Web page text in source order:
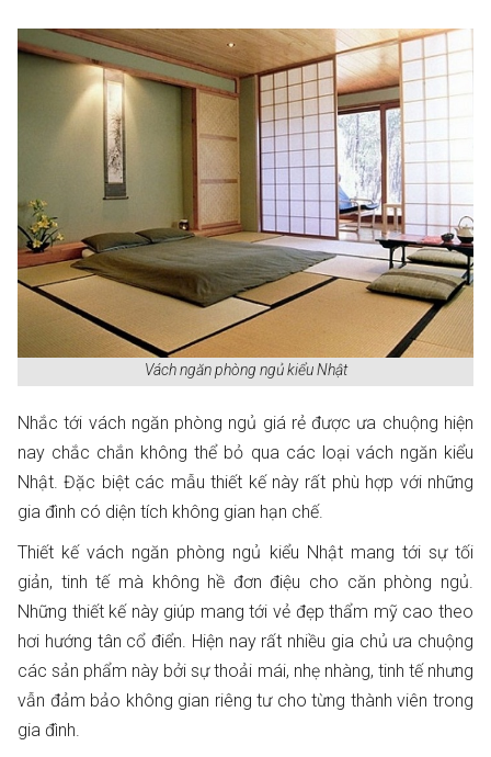
Vách ngăn phòng ngủ kiểu Nhật
Nhắc tới vách ngăn phòng ngủ giá rẻ được ưa chuộng hiện
nay chắc chắn không thể bỏ qua các loại vách ngăn kiểu
Nhật. Đặc biệt các mẫu thiết kế này rất phù hợp với những
gia đình có diện tích không gian hạn chế.
Thiết kế vách ngăn phòng ngủ kiểu Nhật mang tới sự tối
giản, tinh tế mà không hề đơn điệu cho căn phòng ngủ.
Những thiết kế này giúp mang tới vẻ đẹp thẩm mỹ cao theo
hơi hướng tân cổ điển. Hiện nay rất nhiều gia chủ ưa chuộng
các sản phẩm này bởi sự thoải mái, nhẹ nhàng, tinh tế nhưng
vẫn đảm bảo không gian riêng tư cho từng thành viên trong
gia đình.